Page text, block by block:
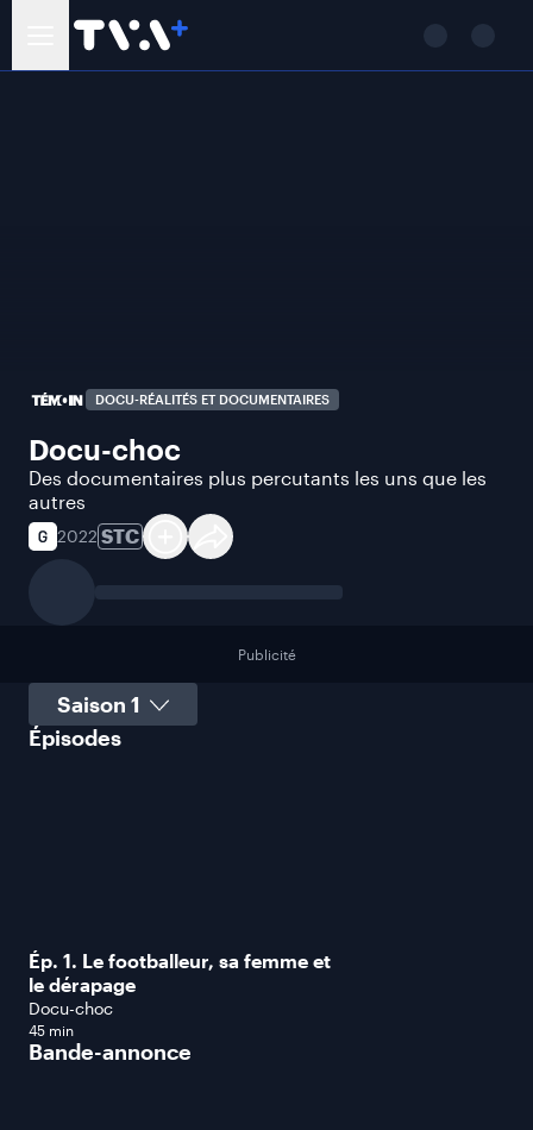
DOCU-RÉALITÉS ET DOCUMENTAIRES
Docu-choc
Des documentaires plus percutants les uns que les
autres
2022 STC
Publicité
Sélectionner une saison
Épisodes
Ép. 1. Le footballeur, sa femme et
le dérapage
Docu-choc
45 min
Bande-annonce